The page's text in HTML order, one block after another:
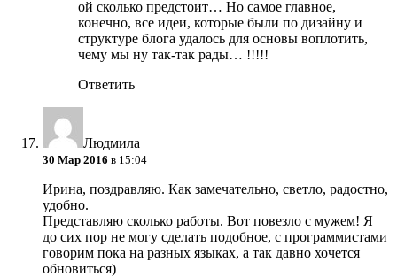
ой сколько предстоит… Но самое главное,
конечно, все идеи, которые были по дизайну и
структуре блога удалось для основы воплотить,
чему мы ну так-так рады… !!!!!
Ответить
Людмила
30 Мар 2016 в 15:04
Ирина, поздравляю. Как замечательно, светло, радостно,
удобно.
Представляю сколько работы. Вот повезло с мужем! Я
до сих пор не могу сделать подобное, с программистами
говорим пока на разных языках, а так давно хочется
обновиться)